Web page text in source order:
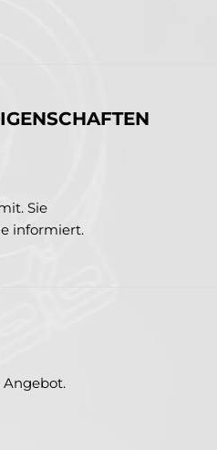
Sie
informiert.
Angebot.